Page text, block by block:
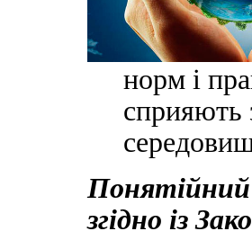
норм і
сприяють
Понятійний
згідно із